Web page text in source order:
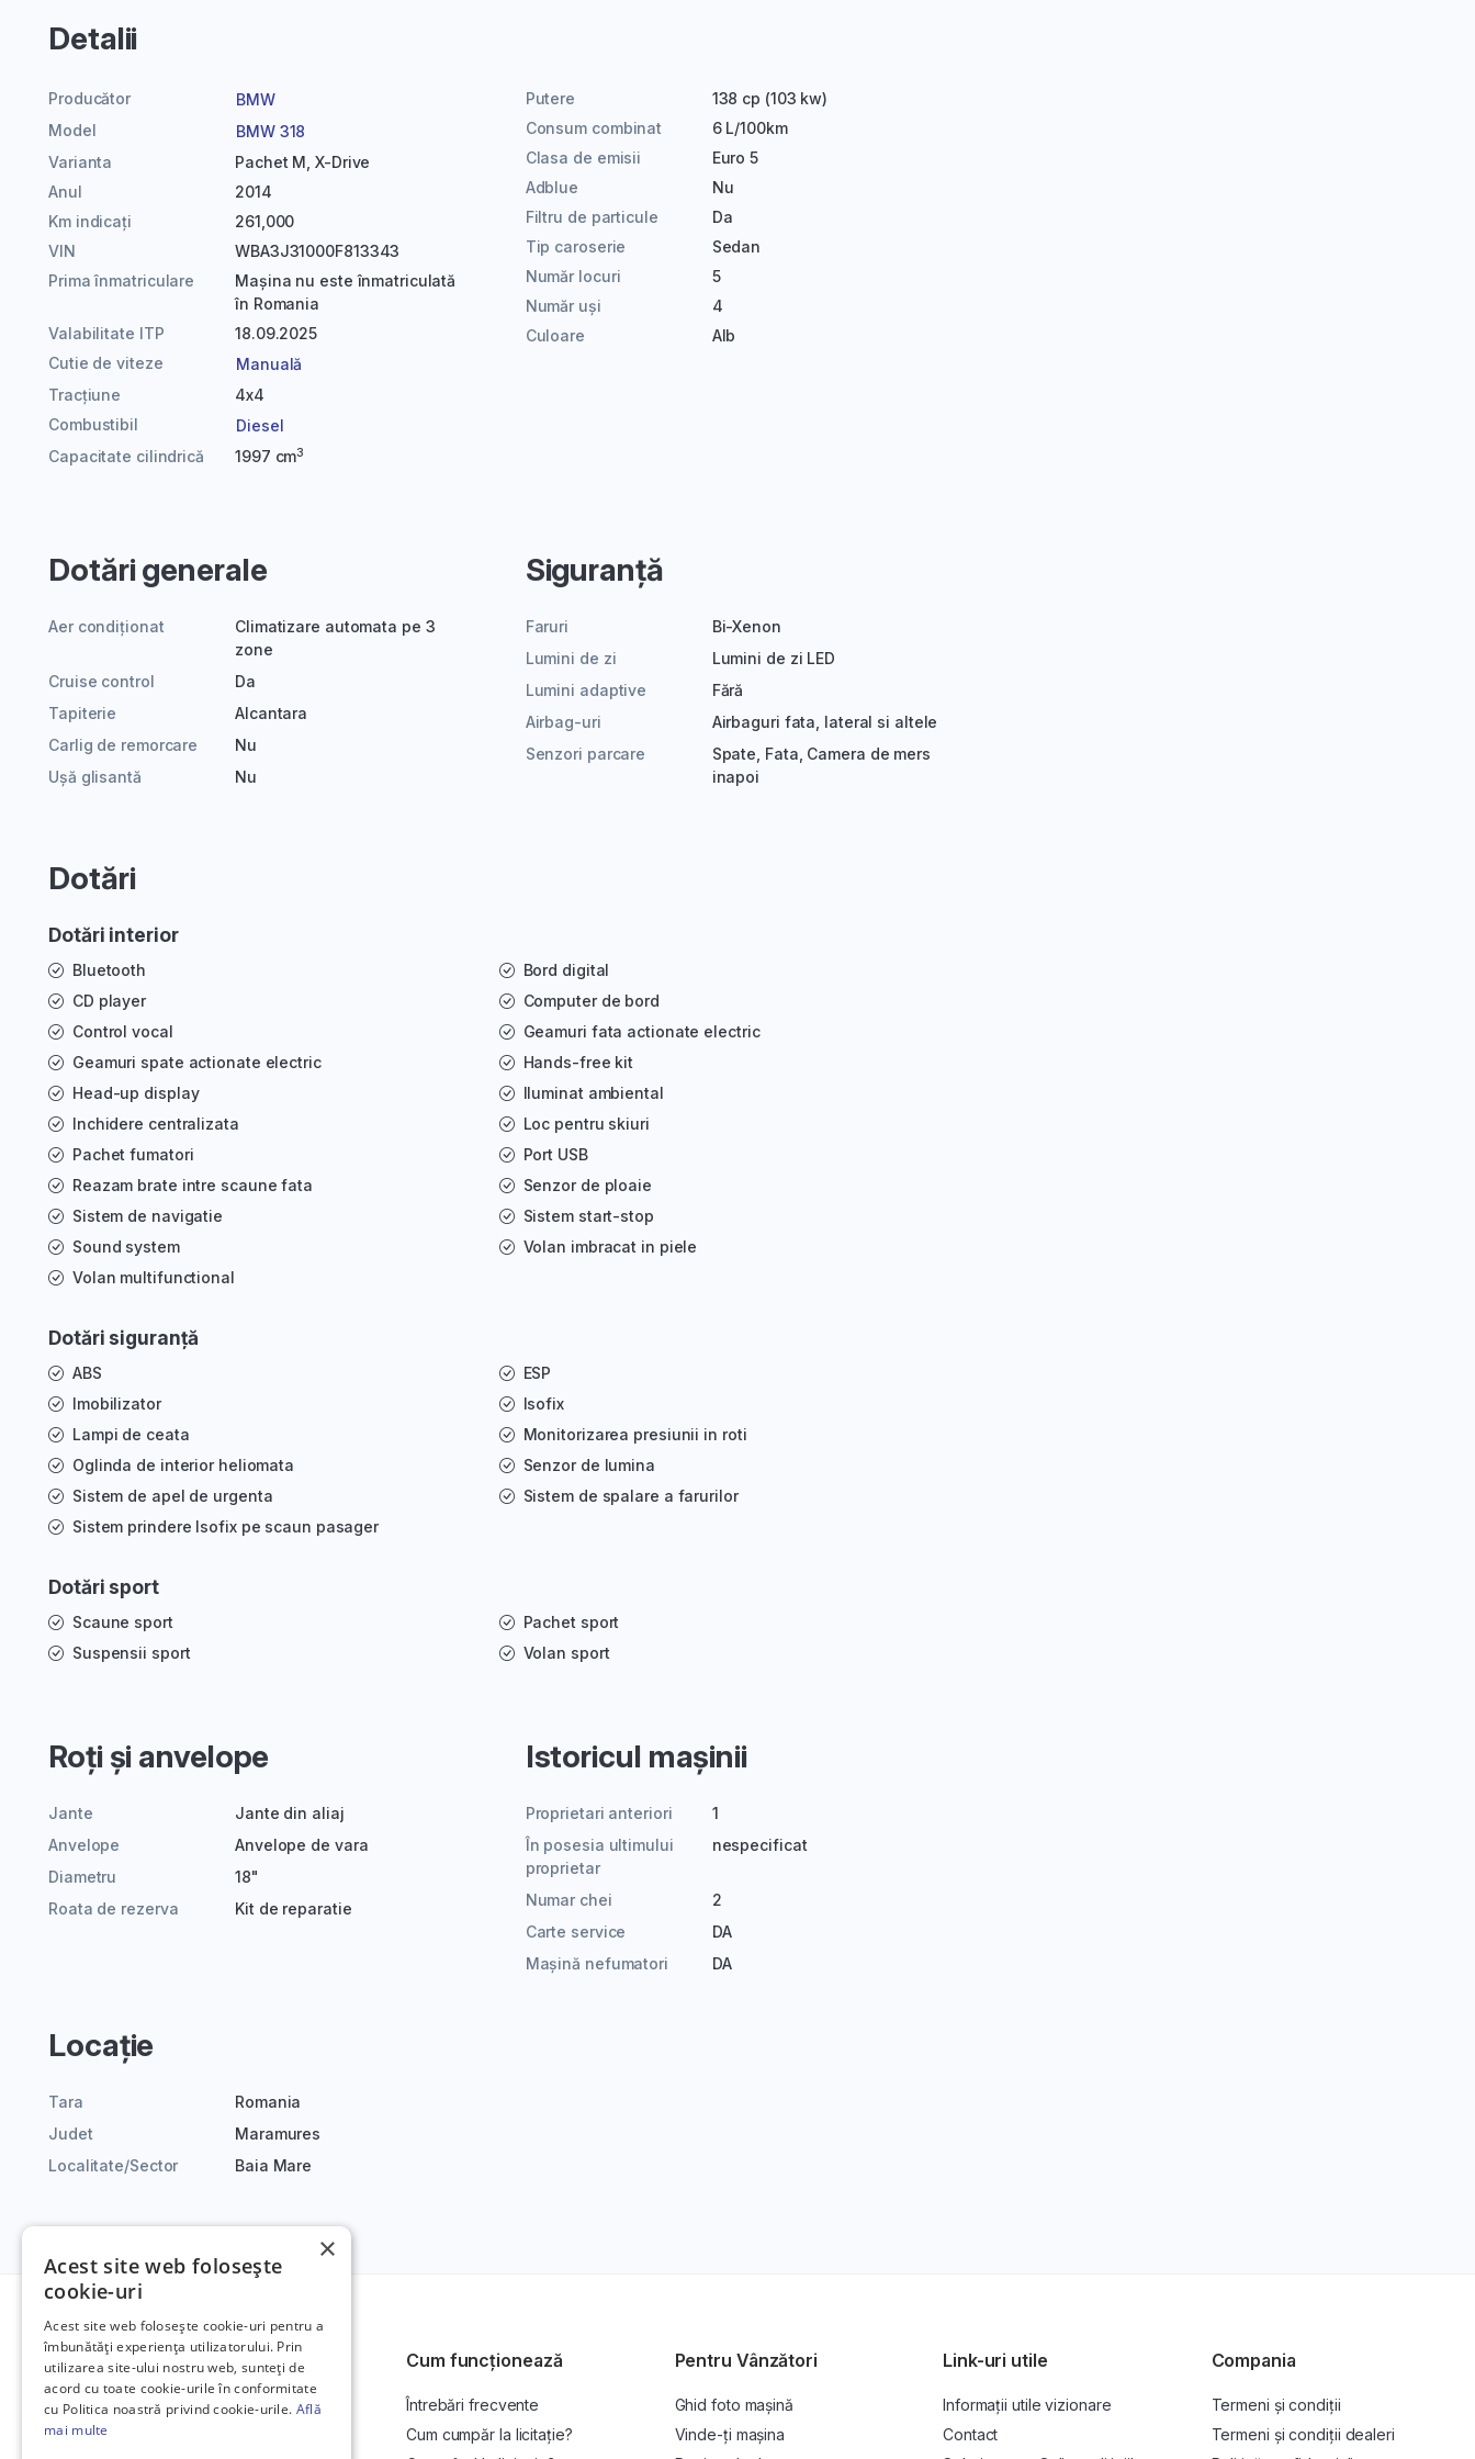
Detalii
Producător
BMW
Model
BMW 318
Varianta
Pachet M, X-Drive
Anul
2014
Km indicați
261,000
VIN
WBA3J31000F813343
Prima înmatriculare
Mașina nu este înmatriculată
în Romania
Valabilitate ITP
18.09.2025
Cutie de viteze
Manuală
Tracțiune
4x4
Combustibil
Diesel
Capacitate cilindrică
1997 cm3
Putere
138 cp (103 kw)
Consum combinat
6 L/100km
Clasa de emisii
Euro 5
Adblue
Nu
Filtru de particule
Da
Tip caroserie
Sedan
Număr locuri
5
Număr uși
4
Culoare
Alb
Dotări generale
Aer condiționat
Climatizare automata pe 3
zone
Cruise control
Da
Tapiterie
Alcantara
Carlig de remorcare
Nu
Ușă glisantă
Nu
Siguranță
Faruri
Bi-Xenon
Lumini de zi
Lumini de zi LED
Lumini adaptive
Fără
Airbag-uri
Airbaguri fata, lateral si altele
Senzori parcare
Spate, Fata, Camera de mers
inapoi
Dotări
Dotări interior
Bluetooth
Bord digital
CD player
Computer de bord
Control vocal
Geamuri fata actionate electric
Geamuri spate actionate electric
Hands-free kit
Head-up display
Iluminat ambiental
Inchidere centralizata
Loc pentru skiuri
Pachet fumatori
Port USB
Reazam brate intre scaune fata
Senzor de ploaie
Sistem de navigatie
Sistem start-stop
Sound system
Volan imbracat in piele
Volan multifunctional
Dotări siguranță
ABS
ESP
Imobilizator
Isofix
Lampi de ceata
Monitorizarea presiunii in roti
Oglinda de interior heliomata
Senzor de lumina
Sistem de apel de urgenta
Sistem de spalare a farurilor
Sistem prindere Isofix pe scaun pasager
Dotări sport
Scaune sport
Pachet sport
Suspensii sport
Volan sport
Roți și anvelope
Jante
Jante din aliaj
Anvelope
Anvelope de vara
Diametru
18"
Roata de rezerva
Kit de reparatie
Istoricul mașinii
Proprietari anteriori
1
În posesia ultimului
proprietar
nespecificat
Numar chei
2
Carte service
DA
Mașină nefumatori
DA
Locație
Tara
Romania
Judet
Maramures
Localitate/Sector
Baia Mare
Platformă de anunțuri auto și licitații
auto online.
Cum funcționează
Întrebări frecvente
Cum cumpăr la licitație?
Pentru Vânzători
Ghid foto mașină
Vinde-ți mașina
Link-uri utile
Informații utile vizionare
Contact
Compania
Termeni și condiții
Termeni și condiții dealeri
×
Acest site web folosește
cookie-uri
Acest site web folosește cookie-uri pentru a
îmbunătăți experiența utilizatorului. Prin
utilizarea site-ului nostru web, sunteți de
acord cu toate cookie-urile în conformitate
cu Politica noastră privind cookie-urile. Află
mai multe